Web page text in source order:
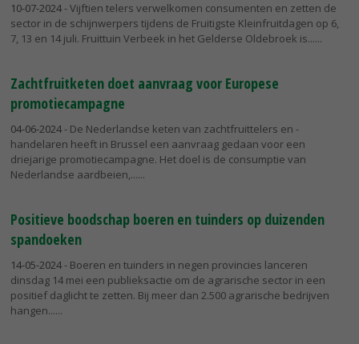
10-07-2024- Vijftien telers verwelkomen consumenten en zetten de
sector in de schijnwerpers tijdens de Fruitigste Kleinfruitdagen op 6,
7, 13 en 14 juli. Fruittuin Verbeek in het Gelderse Oldebroek is...
Zachtfruitketen doet aanvraag voor Europese
promotiecampagne
04-06-2024- De Nederlandse keten van zachtfruittelers en -
handelaren heeft in Brussel een aanvraag gedaan voor een
driejarige promotiecampagne. Het doel is de consumptie van
Nederlandse aardbeien,...
Positieve boodschap boeren en tuinders op duizenden
spandoeken
14-05-2024- Boeren en tuinders in negen provincies lanceren
dinsdag 14 mei een publieksactie om de agrarische sector in een
positief daglicht te zetten. Bij meer dan 2.500 agrarische bedrijven
hangen...